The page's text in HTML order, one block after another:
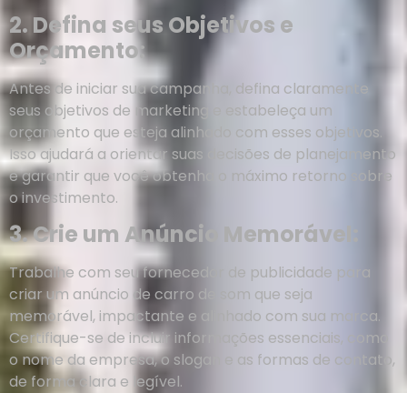
2. Defina seus Objetivos e
Orçamento:
Antes de iniciar sua campanha, defina claramente
seus objetivos de marketing e estabeleça um
orçamento que esteja alinhado com esses objetivos.
Isso ajudará a orientar suas decisões de planejamento
e garantir que você obtenha o máximo retorno sobre
o investimento.
3. Crie um Anúncio Memorável:
Trabalhe com seu fornecedor de publicidade para
criar um anúncio de carro de som que seja
memorável, impactante e alinhado com sua marca.
Certifique-se de incluir informações essenciais, como
o nome da empresa, o slogan e as formas de contato,
de forma clara e legível.